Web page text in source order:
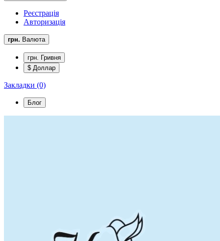
Реєстрація
Авторизація
грн. Валюта
грн. Гривня
$ Доллар
Закладки (0)
Блог